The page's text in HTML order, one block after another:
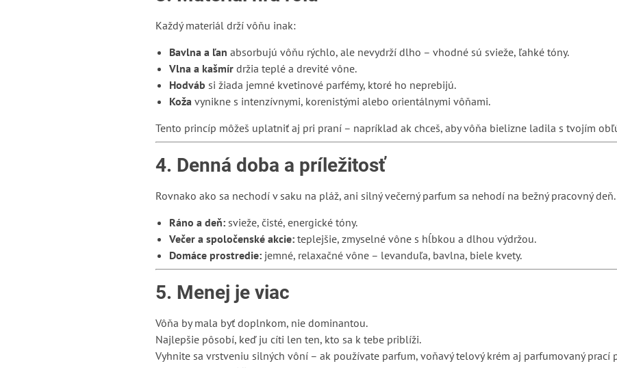
Každý materiál drží vôňu inak:
Bavlna a ľan absorbujú vôňu rýchlo, ale nevydrží dlho – vhodné sú svieže, ľahké tóny.
Vlna a kašmírdržia teplé a drevité vône.
Hodváb si žiada jemné kvetinové parfémy, ktoré ho neprebijú.
Kožavynikne s intenzívnymi, korenistými alebo orientálnymi vôňami.
Tento princíp môžeš uplatniť aj pri praní – napríklad ak chceš, aby vôňa bielizne ladila s tvojím
4. Denná doba a príležitosť
Rovnako ako sa nechodí v saku na pláž, ani silný večerný parfum sa nehodí na bežný pracovný deň.
Ráno a deň:svieže, čisté, energické tóny.
Večer a spoločenské akcie:teplejšie, zmyselné vône s hĺbkou a dlhou výdržou.
Domáce prostredie:jemné, relaxačné vône – levanduľa, bavlna, biele kvety.
5. Menej je viac
Vôňa by mala byť doplnkom, nie dominantou.
Najlepšie pôsobí, keď ju cíti len ten, kto sa k tebe priblíži.
Vyhnite sa vrstveniu silných vôní – ak používate parfum, voňavý telový krém aj parfumovaný prací